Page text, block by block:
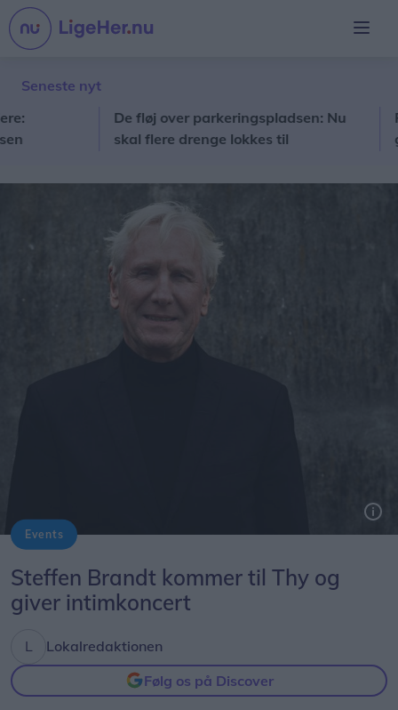
Seneste nyt
De fløj over parkeringspladsen: Nu
skal flere drenge lokkes til
Events
Steffen Brandt kommer til Thy og
giver intimkoncert
Lokalredaktionen
Følg os på Discover